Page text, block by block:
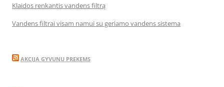
Klaidos renkantis vandens filtrą
Vandens filtrai visam namui su geriamo vandens sistema
AKCIJA GYVUNU PREKEMS